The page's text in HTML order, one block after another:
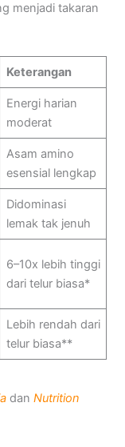
menjadi takaran
Keterangan
Energi harian
moderat
Asam amino
esensial lengkap
Didominasi
lemak tak jenuh
6–10x lebih tinggi
dari telur biasa*
Lebih rendah dari
telur biasa**
danNutrition